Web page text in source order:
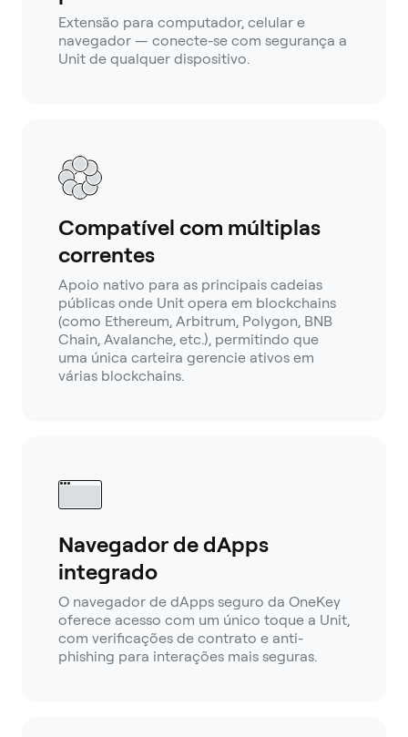
Extensão para computador, celular e
navegador — conecte-se com segurança a
Unit de qualquer dispositivo.
Compatível com múltiplas
correntes
Apoio nativo para as principais cadeias
públicas onde Unit opera em blockchains
(como Ethereum, Arbitrum, Polygon, BNB
Chain, Avalanche, etc.), permitindo que
uma única carteira gerencie ativos em
várias blockchains.
Navegador de dApps
integrado
O navegador de dApps seguro da OneKey
oferece acesso com um único toque a Unit,
com verificações de contrato e anti-
phishing para interações mais seguras.